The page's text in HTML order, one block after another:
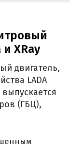
XRay
двигатель,
LADA
(ГБЦ),